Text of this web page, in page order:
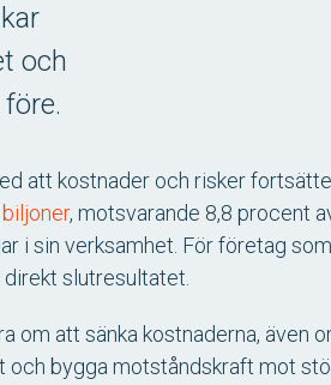
och
att kostnader och risker
, motsvarande 8,8 procent
i sin verksamhet. För företag
slutresultatet.
att sänka kostnaderna, även
bygga motståndskraft mot